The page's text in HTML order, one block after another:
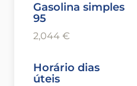
Gasolina simples
95
2,044 €
Horário dias
úteis